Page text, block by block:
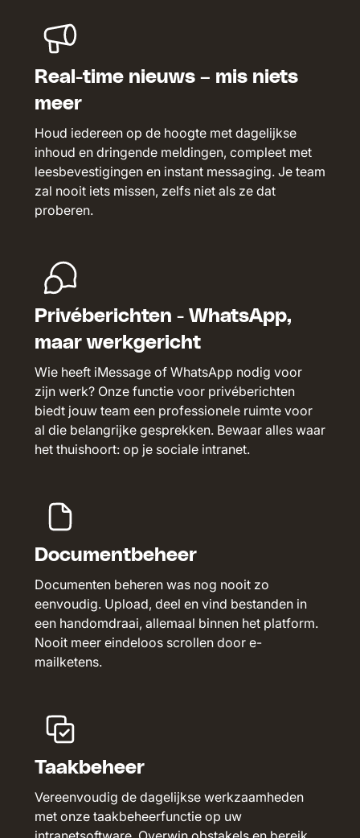
Real-time nieuws – mis niets
meer
Houd iedereen op de hoogte met dagelijkse
inhoud en dringende meldingen, compleet met
leesbevestigingen en instant messaging. Je team
zal nooit iets missen, zelfs niet als ze dat
proberen.
Privéberichten - WhatsApp,
maar werkgericht
Wie heeft iMessage of WhatsApp nodig voor
zijn werk? Onze functie voor privéberichten
biedt jouw team een professionele ruimte voor
al die belangrijke gesprekken. Bewaar alles waar
het thuishoort: op je sociale intranet.
Documentbeheer
Documenten beheren was nog nooit zo
eenvoudig. Upload, deel en vind bestanden in
een handomdraai, allemaal binnen het platform.
Nooit meer eindeloos scrollen door e-
mailketens.
Taakbeheer
Vereenvoudig de dagelijkse werkzaamheden
met onze taakbeheerfunctie op uw